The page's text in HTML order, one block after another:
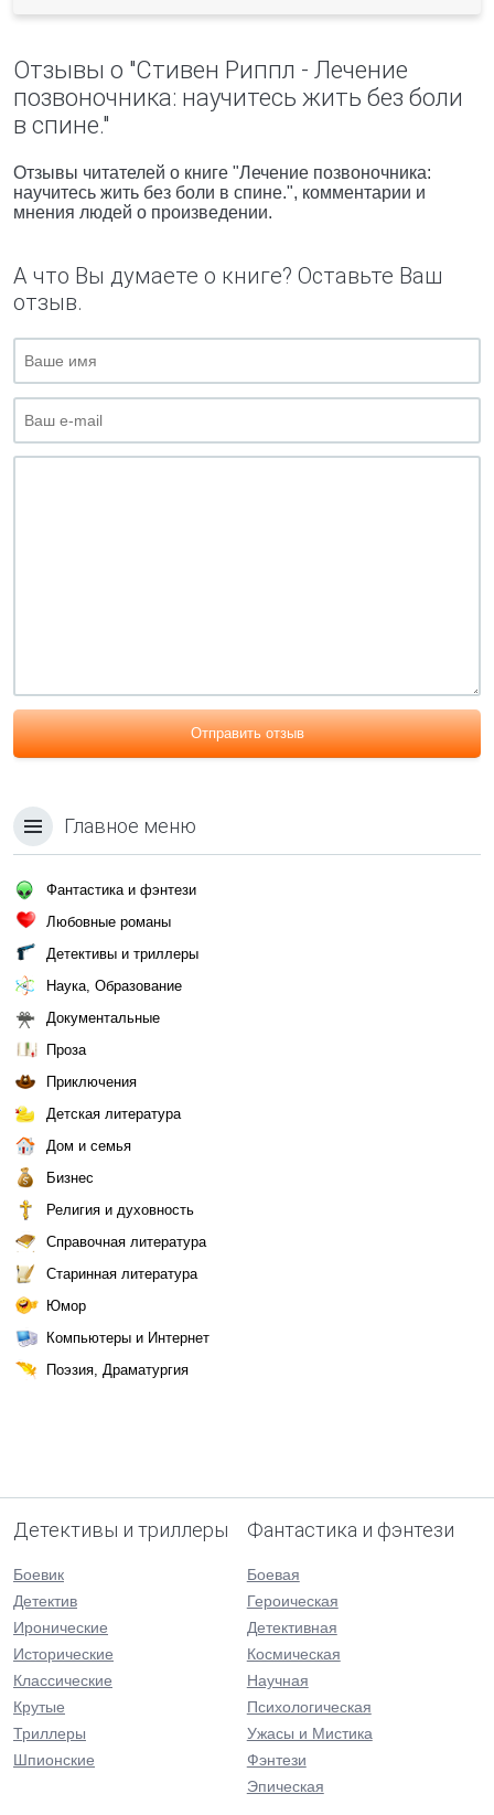
Отзывы о "Стивен Риппл - Лечение
позвоночника: научитесь жить без боли
в спине."
Отзывы читателей о книге "Лечение позвоночника:
научитесь жить без боли в спине.", комментарии и
мнения людей о произведении.
А что Вы думаете о книге? Оставьте Ваш
отзыв.
Отправить отзыв
Главное меню
Фантастика и фэнтези
Любовные романы
Детективы и триллеры
Наука, Образование
Документальные
Проза
Приключения
Детская литература
Дом и семья
Бизнес
Религия и духовность
Справочная литература
Старинная литература
Юмор
Компьютеры и Интернет
Поэзия, Драматургия
Детективы и триллеры
Боевик
Детектив
Иронические
Исторические
Классические
Крутые
Триллеры
Шпионские
Фантастика и фэнтези
Боевая
Героическая
Детективная
Космическая
Научная
Психологическая
Ужасы и Мистика
Фэнтези
Эпическая